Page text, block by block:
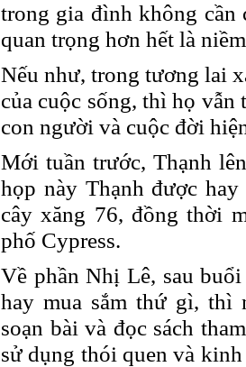
trong gia đình không cần
quan trọng hơn hết là
Nếu như, trong tương lai
của cuộc sống, thì họ vẫn
con người và cuộc đời
Mới tuần trước, Thạnh
họp này Thạnh được
cây xăng 76, đồng thời
phố Cypress.
Về phần Nhị Lê, sau
hay mua sắm thứ gì, thì
soạn bài và đọc sách
sử dụng thói quen và